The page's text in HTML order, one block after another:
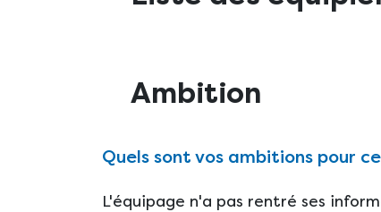
Ambition
Quels sont vos ambitions pour
L'équipage n'a pas rentré ses